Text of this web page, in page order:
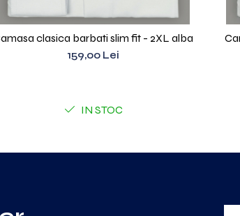
clasica barbati slim fit - 2XL alba
159,00 Lei
IN STOC